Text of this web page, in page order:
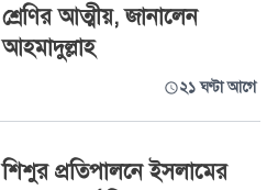
শ্রেণির আত্মীয়, জানালেন
আহমাদুল্লাহ
২১ ঘণ্টা আগে
শিশুর প্রতিপালনে ইসলামের